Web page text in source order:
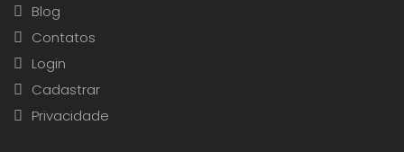
Blog
Contatos
Login
Cadastrar
Privacidade